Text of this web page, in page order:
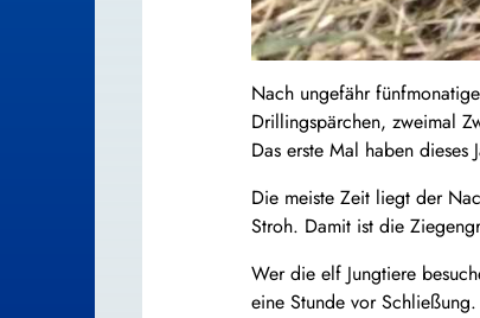
Nach ungefähr
Drillingspärchen, zweimal
Das erste Mal haben
Die meiste Zeit liegt der
Stroh. Damit ist die
Wer die elf Jungtiere
eine Stunde vor Schließung.